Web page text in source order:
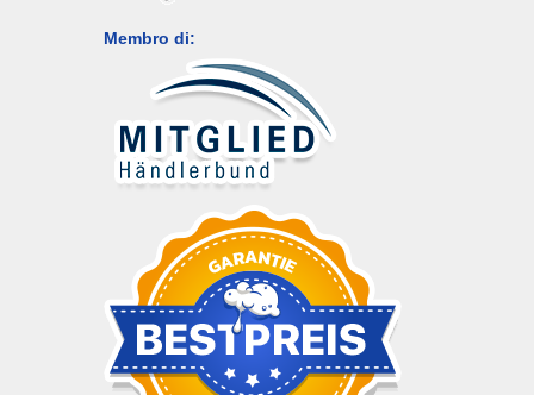
Membro di: